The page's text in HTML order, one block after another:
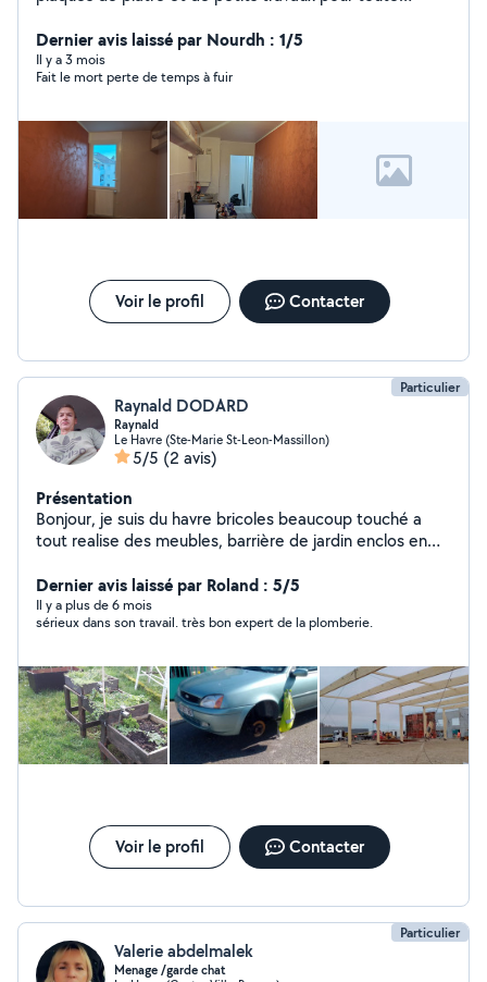
Dernier avis laissé par Nourdh : 1/5
Il y a 3 mois
Fait le mort perte de temps à fuir
Voir le profil Contacter
Particulier
Raynald DODARD
Raynald
Le Havre (Ste-Marie St-Leon-Massillon)
5/5 (2 avis)
Présentation
Bonjour, je suis du havre bricoles beaucoup touché a
tout realise des meubles, barrière de jardin enclos en
plombier chauffagiste monteur charpente j'ai fait divers
métiers ce qui me permet d'avoir beaucoup de
connaissances
Dernier avis laissé par Roland : 5/5
Il y a plus de 6 mois
sérieux dans son travail. très bon expert de la plomberie.
Voir le profil Contacter
Particulier
Valerie abdelmalek
Menage /garde chat